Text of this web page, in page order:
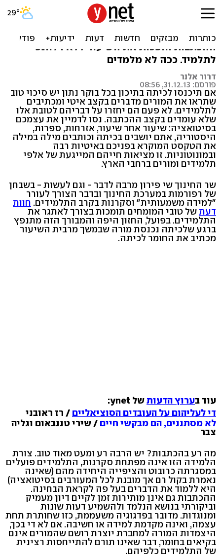
מכתיבים במקום ללמד
המורים אולי מרוויחים שקט ושליטה בכיתה, אבל
ההכתבות הופכות את השיעור ללא רלוונטי
לתלמיד. ככה לא מלמדים
דרור אלנר
פורסם: 31.12.13, 08:56
אם תיכנסו לכיתה בתיכון בכל בוקר נתון יש סיכוי טוב
שתראו את המורים מדברים בקצב איטי ומכתיבים
לתלמידים. לא פעם הם יחזרו על דבריהם לטובת אלו
שלא עומדים בקצב ההכתבה. נסו לדמיין את עצמכם
בסיטואציה: שיעור אחר שיעור, אזרחות, ספרות,
היסטוריה, אתם יושבים בכיתה וכותבים מילה במילה
את הטקסט המוקרא בפניכם באיטיות רבה
ובמונוטוניות. זו מציאות חייהם המייגעת של אלפי
תלמידים ומורים ברחבי הארץ.
שר החינוך שי פירון מרבה לדבר - וגם לעשות - בשבחן
של רפורמות במערכת החינוך ובדבר הצורך לעורר
"למידה משמעותית" וסקרנות בקרב התלמידים. חוות
דעתשל טובי המומחים תומכות בצורך לאתגר את
התלמידים. בפועל, החזון היפה והמבורך הזה מתנפץ
ברגע שלכיתה נכנסת מורה שבמשך מרבית השיעור
מכתיב את החומר לכיתה.
עוד בערוץ הדעותשל ynet:
די לעליהום על העובדים הסוציאליים / רז ראובני
לא מסתננים, הם מבקשי חיים / שירי טננבאום וגליה
צבר
מה רע בהכתבות? יש הרבה רע ומעט מאוד טוב. צורת
הלמידה הזו אינה מפתחת סקרנות, התלמידים פועלים
במסגרתה כרובוט והציפייה היחידה מהם (שאינה
נאמרת בקול רם אך מובנת לכל המעורבים בסיטואציה)
היא ללמוד את הדברים בעל פה לקראת הבחינה.
ההכתבות גם אינן מותירות זמן לקיים דיון מעמיק
וביקורתי בנושא הנלמד ולהשמיע דעות שונות
ומנוגדות. מדובר בפדגוגיה משעממת, כזו שחותרת תחת
עצמה, ואינה מקדמת למידה או חשיבה. אם לא די בכך,
היצמדות המורה למחברת יוצרת רושם שהמורים אינם
בקיאים בחומר, דבר שאינו תורם להתייחסות רצינית
של התלמידים כלפיהם.